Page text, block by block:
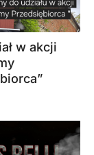
w akcji